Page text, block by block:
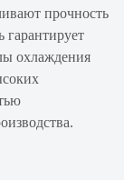
прочность
гарантирует
охлаждения